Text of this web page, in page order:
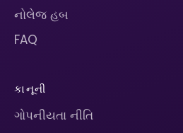
નોલેજ હબ
FAQ
કાનૂની
ગોપનીયતા નીતિ